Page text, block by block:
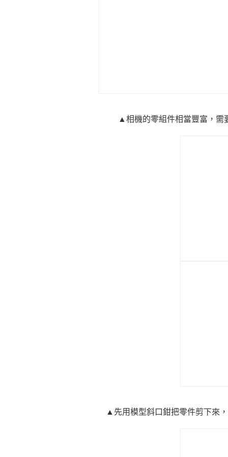
▲相機的零組件相當豐富，需
▲先用模型斜口鉗把零件剪下來